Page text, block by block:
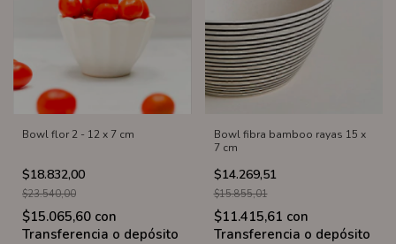
Bowl flor 2 - 12 x 7 cm
$18.832,00
$23.540,00
$15.065,60 con
Transferencia o depósito
Bowl fibra bamboo rayas 15 x
7 cm
$14.269,51
$15.855,01
$11.415,61 con
Transferencia o depósito